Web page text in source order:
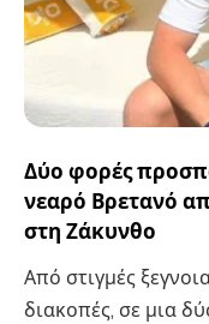
Δύο φορές
νεαρό Βρετανό
στη Ζάκυνθο
Από στιγμές
διακοπές, σε μια